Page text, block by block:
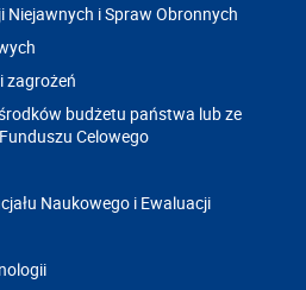
i Spraw Obronnych
zagrożeń
budżetu państwa lub ze
Celowego
Naukowego i Ewaluacji